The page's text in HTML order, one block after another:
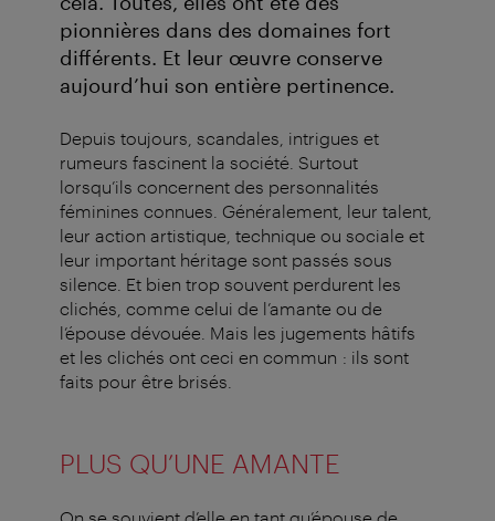
pionnières dans des domaines fort
différents. Et leur œuvre conserve
aujourd’hui son entière pertinence.
Depuis toujours, scandales, intrigues et
rumeurs fascinent la société. Surtout
lorsqu’ils concernent des personnalités
féminines connues. Généralement, leur talent,
leur action artistique, technique ou sociale et
leur important héritage sont passés sous
silence. Et bien trop souvent perdurent les
clichés, comme celui de l’amante ou de
l’épouse dévouée. Mais les jugements hâtifs
et les clichés ont ceci en commun : ils sont
faits pour être brisés.
PLUS QU’UNE AMANTE